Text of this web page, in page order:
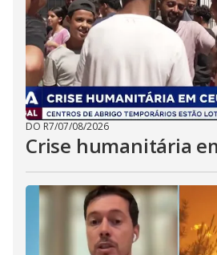
DO R7/07/08/2026
Crise humanitária